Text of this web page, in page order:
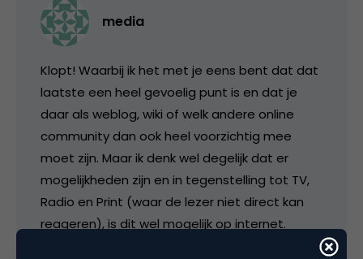
media
Klopt! Waarbij ik het met je eens bent dat dat
laatste een heel gevoelig punt is en dat je
daar als weblog, wiki of welk andere online
community dan ook heel voorzichtig mee
moet zijn. Maar ik denk wel degelijk dat er
mogelijkheden zijn en in tegenstelling tot TV,
Radio en Print (waar de lezer niet direct kan
reageren), is dit wel mogelijk op internet.